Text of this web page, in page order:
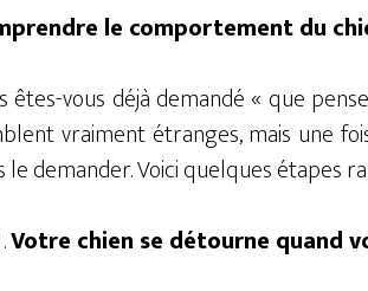
le comportement du
êtes-vous déjà demandé « que
vraiment étranges, mais une
le demander. Voici quelques étapes
Votre chien se détourne quand